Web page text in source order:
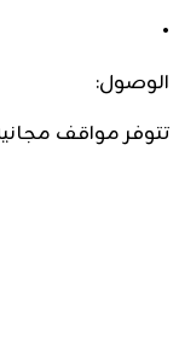
•
الوصول:
تتوفر مواقف